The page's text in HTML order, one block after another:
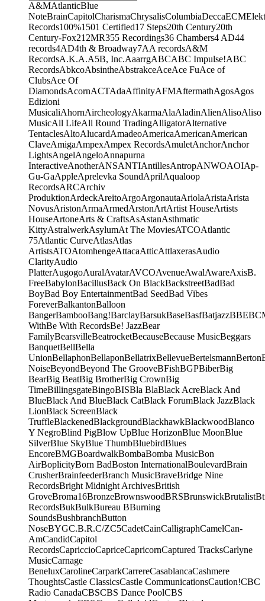
A&MAtlanticBlue
NoteBrainCapitolCharismaChrysalisColumbiaDeccaECM
Records100%1501 Certified17 Steps20th Century20th
Century-Fox21 2MR355 Recordings36 Chambers4 AD44
records4AD4th & Broadway7AA recordsA&M
RecordsA.K.A.A5B, Inc.AaarrgABCABC Impulse!ABC
RecordsAbkcoAbsintheAbstrakceAceAce FuAce of
ClubsAce Of
DiamondsAcornACTAdaAffinityAFMAftermathAgosAgos
Edizioni
MusicaliAhornAircheologyAkarmaAlaAladinAlienAlisoAliso
MusicAll LifeAll Round TradingAlligatorAlternative
TentaclesAltoAlucardAmadeoAmericaAmericanAmerican
ClaveAmigaAmpexAmpex RecordsAmuletAnchorAnchor
LightsAngelAngeloAnnapurna
InteractiveAnotherANSANTIAntillesAntropANWOAOIAp-
Gu-GaAppleAprelevka SoundAprilAqualoop
RecordsARCArchiv
ProduktionArdeckAreitoArgoArgonautaAriolaAristaArista
NovusAristonArmaArmedArstonArtArtist HouseArtists
HouseArtoneArts & CraftsAsAstanAsthmatic
KittyAstralwerkAsylumAt The MoviesATCOAtlantic
75Atlantic CurveAtlasAtlas
ArtistsATOAtomhengeAttacaAtticAttlaxerasAudio
ClarityAudio
PlatterAugogoAuralAvatarAVCOAvenueAwalAwareAxisB.
FreeBabylonBacillusBack On BlackBackstreetBadBad
BoyBad Boy EntertainmentBad SeedBad Vibes
ForeverBalkantonBalloon
BangerBambooBang!BarclayBarsukBaseBasfBatjazzBBE
WithBe With RecordsBe! JazzBear
FamilyBearsvilleBeatrocketBecauseBecause MusicBeggars
BanquetBellBella
UnionBellaphonBellaponBellatrixBellevueBertelsmannBerton
NoiseBeyondBeyond The GrooveBFishBGPBiberBig
BearBig BeatBig BrotherBig CrownBig
TimeBillingsgateBingoBISBla BlaBlack AcreBlack And
BlueBlack And BlueBlack CatBlack ForumBlack JazzBlack
LionBlack ScreenBlack
TruffleBlackenedBlackgroundBlackhawkBlackwoodBlanco
Y NegroBlind PigBlow UpBlue HorizonBlue MoonBlue
SilverBlue SkyBlue ThumbBluebirdBlues
EncoreBMGBoardwalkBombaBomba MusicBon
AirBoplicityBorn BadBoston InternationalBoulevardBrain
CrusherBrainfeederBranch MusicBraveBridge Nine
RecordsBright Midnight ArchivesBritish
GroveBroma16BronzeBrownswoodBRSBrunswickBrutalist
RecordsBukBulkBureau BBurning
SoundsBushbranchButton
NoseBYGC.B.R.C/ZC5CadetCainCalligraphCamelCan-
AmCandidCapitol
RecordsCapriccioCapriceCapricornCaptured TracksCarlyne
MusicCarnage
BeneluxCarolineCarparkCarrereCasablancaCashmere
ThoughtsCastle ClassicsCastle CommunicationsCaution!CBC
Radio CanadaCBSCBS Dance PoolCBS